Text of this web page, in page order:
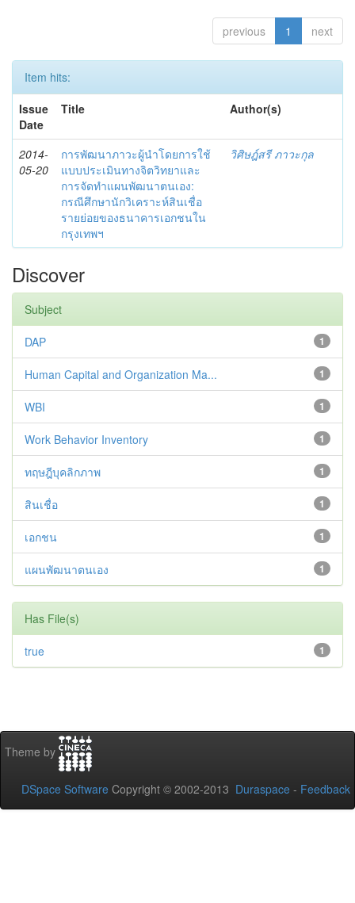
previous 1 next
Item hits:
Issue
Date
Title Author(s)
2014-
05-20
การพัฒนาภาวะผู้นำโดยการใช้
แบบประเมินทางจิตวิทยาและ
การจัดทำแผนพัฒนาตนเอง:
กรณีศึกษานักวิเคราะห์สินเชื่อ
รายย่อยของธนาคารเอกชนใน
กรุงเทพฯ
วิศิษฎ์สรี ภาวะกุล
Discover
Subject
1
DAP
1
Human Capital and Organization Ma...
1
WBI
1
Work Behavior Inventory
1
ทฤษฎีบุคลิกภาพ
1
สินเชื่อ
1
เอกชน
1
แผนพัฒนาตนเอง
Has File(s)
1
true
Theme by
DSpace Software Copyright © 2002-2013 Duraspace - Feedback